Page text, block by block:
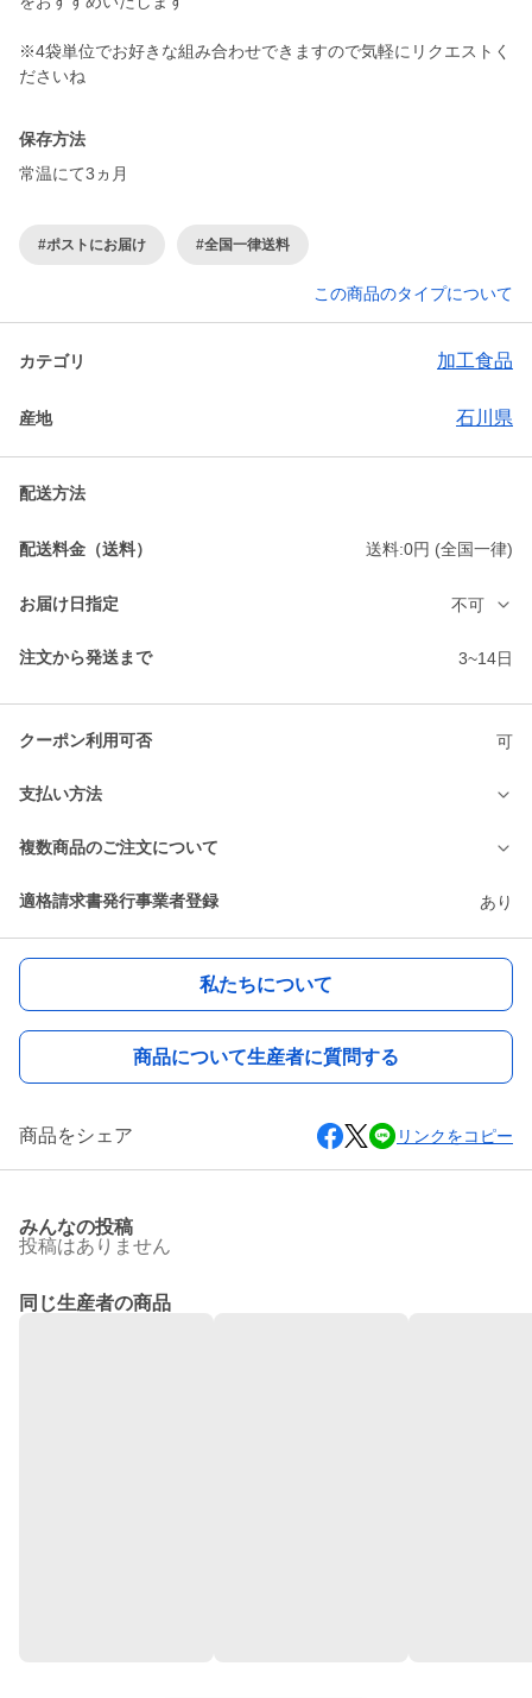
※4袋単位でお好きな組み合わせできますので気軽にリクエストく
ださいね
保存方法
常温にて3ヵ月
#ポストにお届け #全国一律送料
この商品のタイプについて
カテゴリ 加工食品
産地 石川県
配送方法
配送料金（送料） 送料:0円 (全国一律)
お届け日指定 不可
注文から発送まで 3~14日
クーポン利用可否 可
支払い方法
複数商品のご注文について
適格請求書発行事業者登録 あり
私たちについて
商品について生産者に質問する
商品をシェア リンクをコピー
みんなの投稿
投稿はありません
同じ生産者の商品